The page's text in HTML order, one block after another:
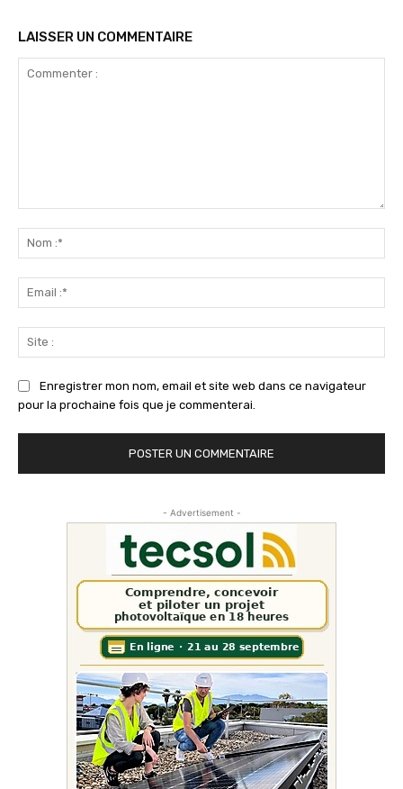
LAISSER UN COMMENTAIRE
Enregistrer mon nom, email et site web dans ce navigateur
pour la prochaine fois que je commenterai.
- Advertisement -